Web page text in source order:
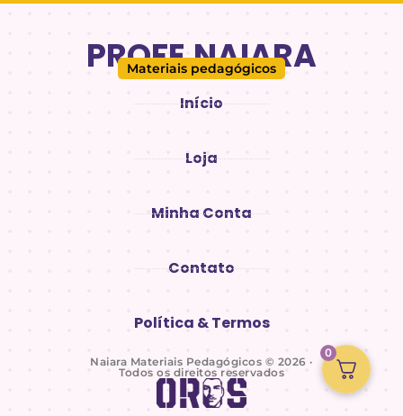
PROFE.NAIARA
Materiais pedagógicos
Início
Loja
Minha Conta
Contato
Política & Termos
Naiara Materiais Pedagógicos © 2026 ·
Todos os direitos reservados
0